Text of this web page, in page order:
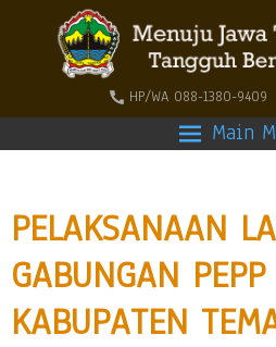
HP/WA 088-1380-9409
Main
PELAKSANAAN
GABUNGAN
KABUPATEN